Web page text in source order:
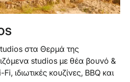
στα Θερμά της
studios με θέα βουνό &
ιδιωτικές κουζίνες, BBQ και